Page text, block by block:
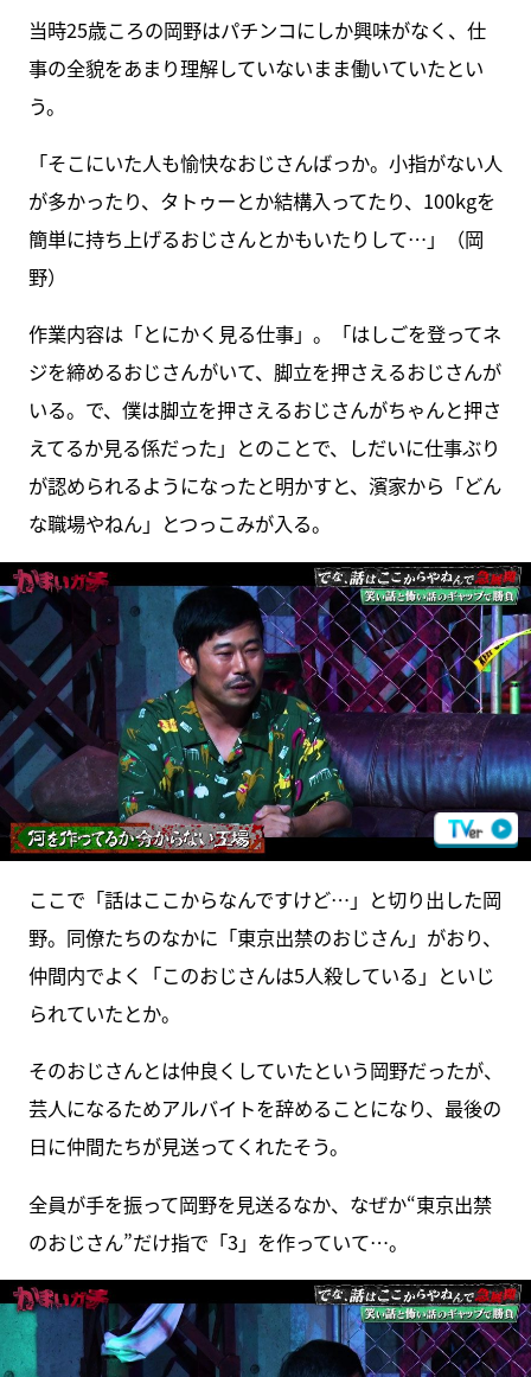
当時25歳ころの岡野はパチンコにしか興味がなく、仕
事の全貌をあまり理解していないまま働いていたとい
う。
「そこにいた人も愉快なおじさんばっか。小指がない人
が多かったり、タトゥーとか結構入ってたり、100kgを
簡単に持ち上げるおじさんとかもいたりして…」（岡
野）
作業内容は「とにかく見る仕事」。「はしごを登ってネ
ジを締めるおじさんがいて、脚立を押さえるおじさんが
いる。で、僕は脚立を押さえるおじさんがちゃんと押さ
えてるか見る係だった」とのことで、しだいに仕事ぶり
が認められるようになったと明かすと、濱家から「どん
な職場やねん」とつっこみが入る。
ここで「話はここからなんですけど…」と切り出した岡
野。同僚たちのなかに「東京出禁のおじさん」がおり、
仲間内でよく「このおじさんは5人殺している」といじ
られていたとか。
そのおじさんとは仲良くしていたという岡野だったが、
芸人になるためアルバイトを辞めることになり、最後の
日に仲間たちが見送ってくれたそう。
全員が手を振って岡野を見送るなか、なぜか“東京出禁
のおじさん”だけ指で「3」を作っていて…。